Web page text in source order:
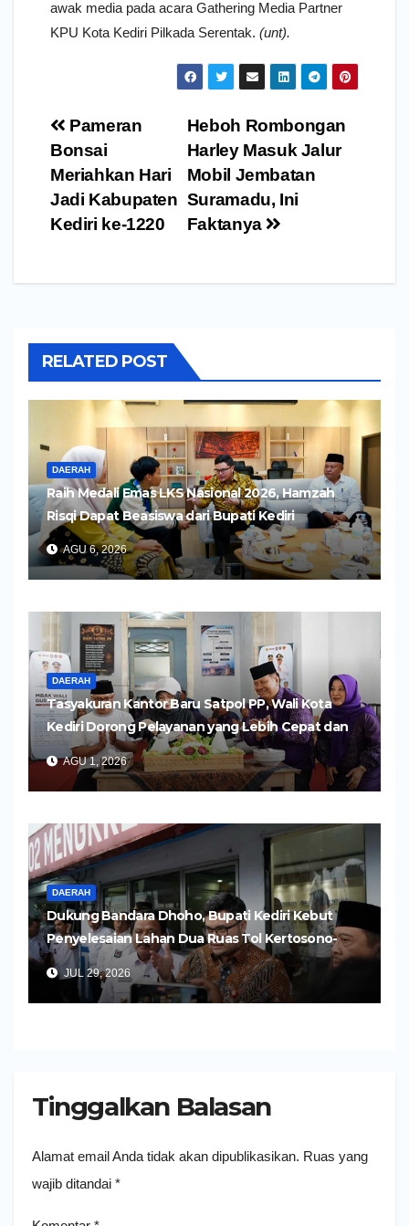
awak media pada acara Gathering Media Partner
KPU Kota Kediri Pilkada Serentak. (unt).
Navigasi
pos
Heboh Rombongan
Harley Masuk Jalur
Mobil Jembatan
Suramadu, Ini
Faktanya
Pameran
Bonsai
Meriahkan Hari
Jadi Kabupaten
Kediri ke-1220
RELATED POST
DAERAH
Raih Medali Emas LKS Nasional 2026, Hamzah
Risqi Dapat Beasiswa dari Bupati Kediri
AGU 6, 2026
DAERAH
Tasyakuran Kantor Baru Satpol PP, Wali Kota
Kediri Dorong Pelayanan yang Lebih Cepat dan
Humanis
AGU 1, 2026
DAERAH
Dukung Bandara Dhoho, Bupati Kediri Kebut
Penyelesaian Lahan Dua Ruas Tol Kertosono-
Kediri
JUL 29, 2026
Tinggalkan Balasan
Alamat email Anda tidak akan dipublikasikan. Ruas yang
wajib ditandai *